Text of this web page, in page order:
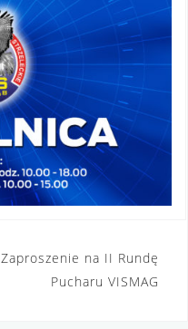
Zaproszenie na II Rundę
Pucharu VISMAG